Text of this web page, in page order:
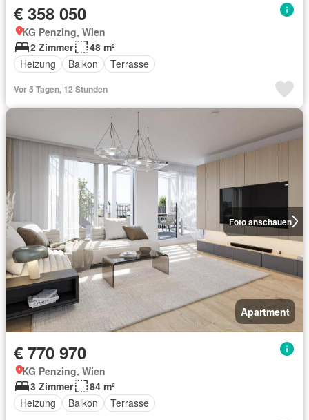
€ 358 050
KG Penzing, Wien
2 Zimmer
48 m²
Heizung
Balkon Terrasse
Vor 5 Tagen, 12 Stunden
Foto anschauen
Apartment
€ 770 970
KG Penzing, Wien
3 Zimmer
84 m²
Heizung
Balkon Terrasse